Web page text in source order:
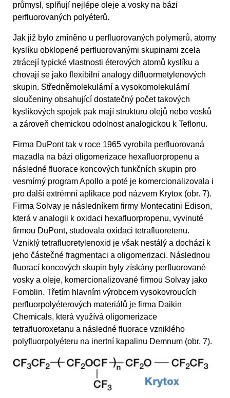
průmysl, splňují nejlépe oleje a vosky na bázi
perfluorovaných polyéterů.
Jak již bylo zmíněno u perfluorovaných polymerů, atomy
kyslíku obklopené perfluorovanými skupinami zcela
ztrácejí typické vlastnosti éterových atomů kyslíku a
chovají se jako flexibilní analogy difluormetylenových
skupin. Středněmolekulární a vysokomolekulární
sloučeniny obsahující dostatečný počet takových
kyslíkových spojek pak mají strukturu olejů nebo vosků
a zároveň chemickou odolnost analogickou k Teflonu.
Firma DuPont tak v roce 1965 vyrobila perfluorovaná
mazadla na bázi oligomerizace hexafluorpropenu a
následné fluorace koncových funkčních skupin pro
vesmírný program Apollo a poté je komercionalizovala i
pro další extrémní aplikace pod názvem Krytox (obr. 7).
Firma Solvay je následníkem firmy Montecatini Edison,
která v analogii k oxidaci hexafluorpropenu, vyvinuté
firmou DuPont, studovala oxidaci tetrafluoretenu.
Vzniklý tetrafluoretylenoxid je však nestálý a dochází k
jeho částečné fragmentaci a oligomerizaci. Následnou
fluorací koncových skupin byly získány perfluorované
vosky a oleje, komercionalizované firmou Solvay jako
Fomblin. Třetím hlavním výrobcem vysokovroucích
perfluorpolyéterových materiálů je firma Daikin
Chemicals, která využívá oligomerizace
tetrafluoroxetanu a následné fluorace vzniklého
polyfluorpolyéteru na inertní kapalinu Demnum (obr. 7).